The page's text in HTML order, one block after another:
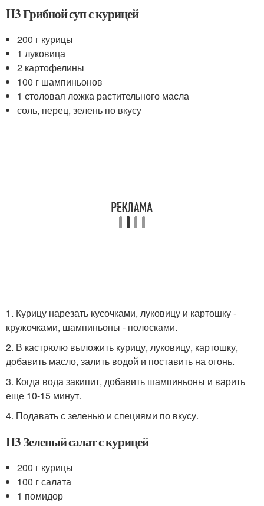
H3 Грибной суп с курицей
200 г курицы
1 луковица
2 картофелины
100 г шампиньонов
1 столовая ложка растительного масла
соль, перец, зелень по вкусу
1. Курицу нарезать кусочками, луковицу и картошку -
кружочками, шампиньоны - полосками.
2. В кастрюлю выложить курицу, луковицу, картошку,
добавить масло, залить водой и поставить на огонь.
3. Когда вода закипит, добавить шампиньоны и варить
еще 10-15 минут.
4. Подавать с зеленью и специями по вкусу.
H3 Зеленый салат с курицей
200 г курицы
100 г салата
1 помидор